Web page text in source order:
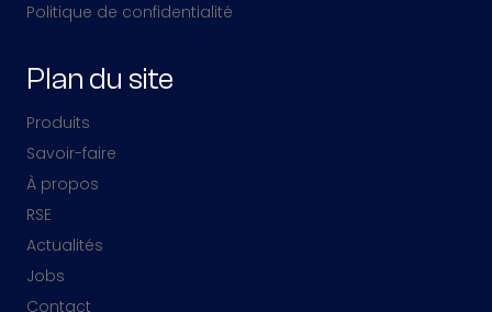
Politique de confidentialité
Plan du site
Produits
Savoir-faire
À propos
RSE
Actualités
Jobs
Contact